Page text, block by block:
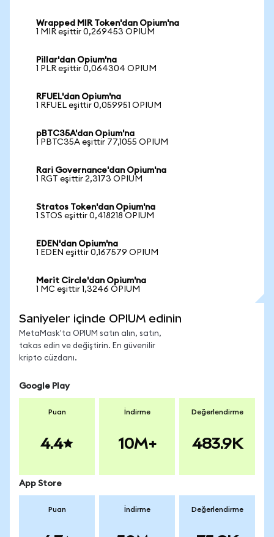
Wrapped MIR Token'dan Opium'na
1 MIR eşittir 0,269453 OPIUM
Pillar'dan Opium'na
1 PLR eşittir 0,064304 OPIUM
RFUEL'dan Opium'na
1 RFUEL eşittir 0,059951 OPIUM
pBTC35A'dan Opium'na
1 PBTC35A eşittir 77,1055 OPIUM
Rari Governance'dan Opium'na
1 RGT eşittir 2,3173 OPIUM
Stratos Token'dan Opium'na
1 STOS eşittir 0,418218 OPIUM
EDEN'dan Opium'na
1 EDEN eşittir 0,167579 OPIUM
Merit Circle'dan Opium'na
1 MC eşittir 1,3246 OPIUM
Saniyeler içinde OPIUM edinin
MetaMask'ta OPIUM satın alın, satın,
takas edin ve değiştirin. En güvenilir
kripto cüzdanı.
Google Play
Puan
4.4
İndirme
10M+
Değerlendirme
483.9K
App Store
Puan İndirme Değerlendirme